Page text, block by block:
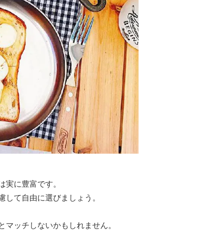
実に豊富です。
て自由に選びましょう。
ッチしないかもしれません。